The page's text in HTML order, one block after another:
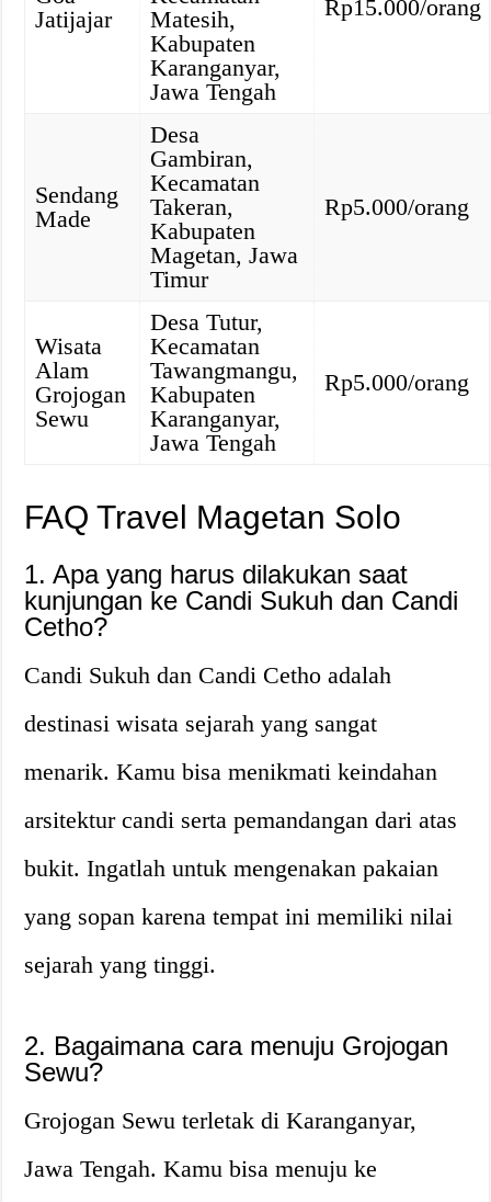
Jatijajar
Matesih,
Kabupaten
Karanganyar,
Jawa Tengah
Rp15.000/orang
Sendang
Made
Desa
Gambiran,
Kecamatan
Takeran,
Kabupaten
Magetan, Jawa
Timur
Rp5.000/orang
Wisata
Alam
Grojogan
Sewu
Desa Tutur,
Kecamatan
Tawangmangu,
Kabupaten
Karanganyar,
Jawa Tengah
Rp5.000/orang
FAQ Travel Magetan Solo
1. Apa yang harus dilakukan saat
kunjungan ke Candi Sukuh dan Candi
Cetho?
Candi Sukuh dan Candi Cetho adalah
destinasi wisata sejarah yang sangat
menarik. Kamu bisa menikmati keindahan
arsitektur candi serta pemandangan dari atas
bukit. Ingatlah untuk mengenakan pakaian
yang sopan karena tempat ini memiliki nilai
sejarah yang tinggi.
2. Bagaimana cara menuju Grojogan
Sewu?
Grojogan Sewu terletak di Karanganyar,
Jawa Tengah. Kamu bisa menuju ke